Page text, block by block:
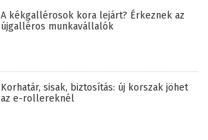
A kékgallérosok kora lejárt? Érkeznek az
újgalléros munkavállalók
Korhatár, sisak, biztosítás: új korszak jöhet
az e-rollereknél